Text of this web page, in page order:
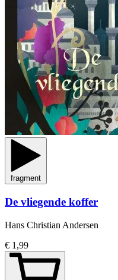
fragment
De vliegende koffer
Hans Christian Andersen
€ 1,99